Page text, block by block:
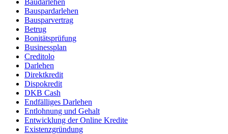
Bauspardarlehen
Bausparvertrag
Betrug
Bonitätsprüfung
Businessplan
Creditolo
Darlehen
Direktkredit
Dispokredit
DKB Cash
Endfälliges Darlehen
Entlohnung und Gehalt
Entwicklung der Online Kredite
Existenzgründung